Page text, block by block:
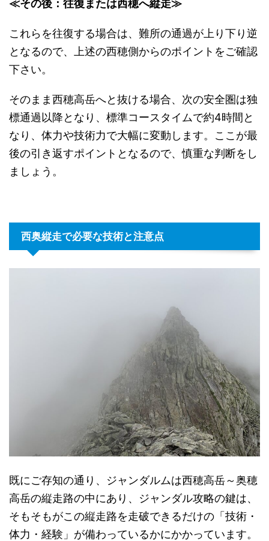
≪その後：往復または西穂へ縦走≫
これらを往復する場合は、難所の通過が上り下り逆
となるので、上述の西穂側からのポイントをご確認
下さい。
そのまま西穂高岳へと抜ける場合、次の安全圏は独
標通過以降となり、標準コースタイムで約4時間と
なり、体力や技術力で大幅に変動します。ここが最
後の引き返すポイントとなるので、慎重な判断をし
ましょう。
西奥縦走で必要な技術と注意点
既にご存知の通り、ジャンダルムは西穂高岳～奥穂
高岳の縦走路の中にあり、ジャンダル攻略の鍵は、
そもそもがこの縦走路を走破できるだけの「技術・
体力・経験」が備わっているかにかかっています。